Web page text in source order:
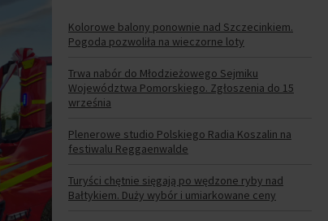
Kolorowe balony ponownie nad Szczecinkiem.
Pogoda pozwoliła na wieczorne loty
Trwa nabór do Młodzieżowego Sejmiku
Województwa Pomorskiego. Zgłoszenia do 15
września
Plenerowe studio Polskiego Radia Koszalin na
festiwalu Reggaenwalde
Turyści chętnie sięgają po wędzone ryby nad
Bałtykiem. Duży wybór i umiarkowane ceny